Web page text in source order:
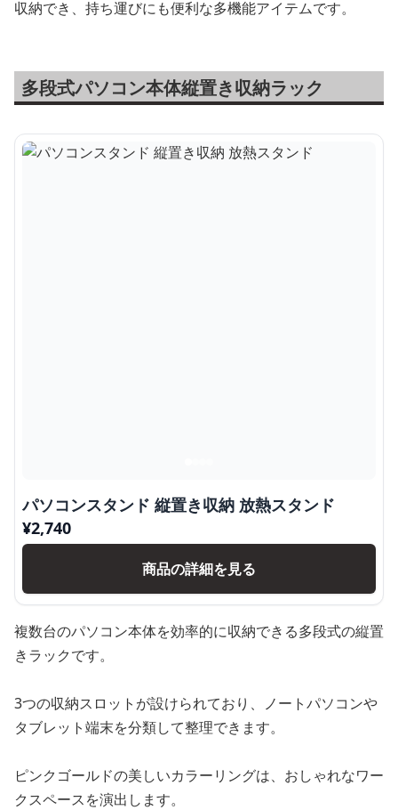
収納でき、持ち運びにも便利な多機能アイテムです。
多段式パソコン本体縦置き収納ラック
パソコンスタンド 縦置き収納 放熱スタンド
¥2,740
商品の詳細を見る
複数台のパソコン本体を効率的に収納できる多段式の縦置
きラックです。
3つの収納スロットが設けられており、ノートパソコンや
タブレット端末を分類して整理できます。
ピンクゴールドの美しいカラーリングは、おしゃれなワー
クスペースを演出します。